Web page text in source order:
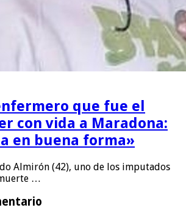
que fue el
con vida a Maradona:
en buena forma»
Almirón (42), uno de los imputados
…